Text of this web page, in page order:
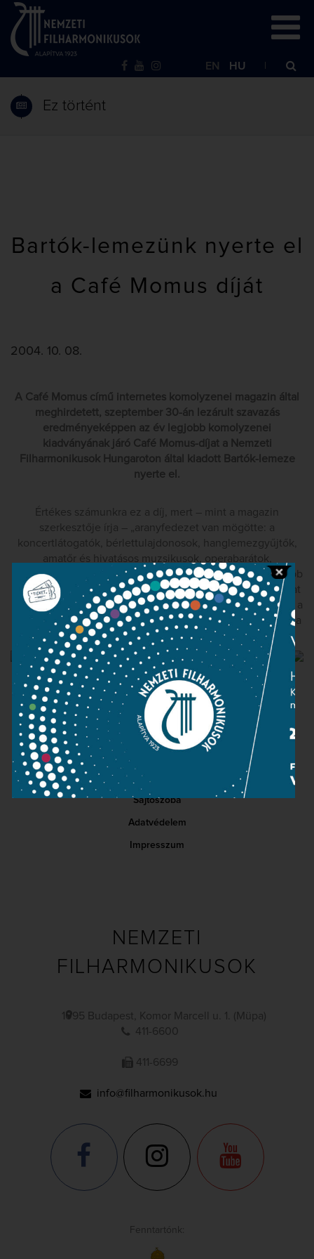
EN HU
Ez történt
Bartók-lemezünk nyerte el
a Café Momus díját
2004. 10. 08.
A Café Momus című internetes komolyzenei magazin által
meghirdetett, szeptember 30-án lezárult szavazás
eredményeképpen az év legjobb komolyzenei
kiadványának járó Café Momus-díjat a Nemzeti
Filharmonikusok Hungaroton által kiadott Bartók-lemeze
nyerte el.
Értékes számunkra ez a díj, mert – mint a magazin
szerkesztője írja – „aranyfedezet van mögötte: a
koncertlátogatók, bérlettulajdonosok, hanglemezgyűjtők,
amatőr és hivatásos muzsikusok, operabarátok,
dalkedvelők, minden zenebolond, az ország legolvasottabb
komolyzenei fórumának olvasói” kezeskednek érte. A díjat
október 7-én délután, a Hungaroton székházában adták át a
magazin szerkesztői Kocsis Zoltánnak és Hollós Máténak, a
lemezkiadó igazgatójának.
Közérdekű adatok
Sajtószoba
Adatvédelem
Impresszum
NEMZETI
FILHARMONIKUSOK
1095 Budapest, Komor Marcell u. 1. (Müpa)
411-6600
411-6699
info@filharmonikusok.hu
Fenntartónk: